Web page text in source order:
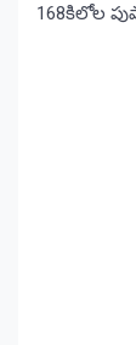
168కిలోల